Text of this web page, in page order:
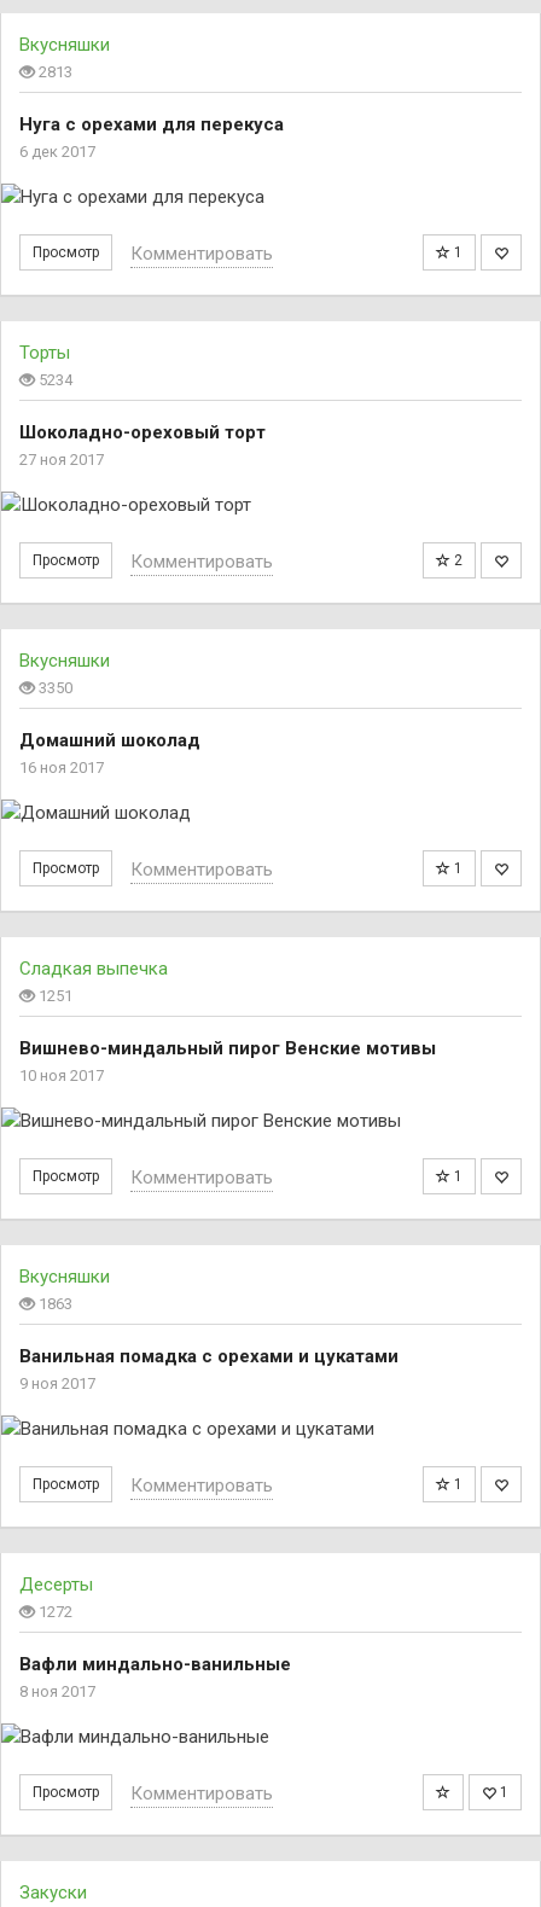
Вкусняшки
2813
Нуга с орехами для перекуса
6 дек 2017
Просмотр 1
Комментировать
Торты
5234
Шоколадно-ореховый торт
27 ноя 2017
Просмотр 2
Комментировать
Вкусняшки
3350
Домашний шоколад
16 ноя 2017
Просмотр 1
Комментировать
Сладкая выпечка
1251
Вишнево-миндальный пирог Венские мотивы
10 ноя 2017
Просмотр 1
Комментировать
Вкусняшки
1863
Ванильная помадка с орехами и цукатами
9 ноя 2017
Просмотр 1
Комментировать
Десерты
1272
Вафли миндально-ванильные
8 ноя 2017
Просмотр 1
Комментировать
Закуски